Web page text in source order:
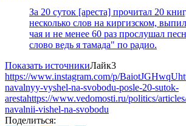
За 20 суток [ареста] прочитал 20
несколько слов на киргизском,
чая и не менее 60 раз прослушал
слово ведь я тамада" по радио.
Показать источникиЛайк3
https://www.instagram.com/p/BaiotJGHwqU
navalnyy-vyshel-na-svobodu-posle-20-sutok-
arestahttps://www.vedomosti.ru/politics/
navalnii-vishel-na-svobodu
Поделиться: